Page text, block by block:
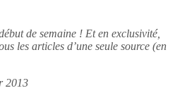
de semaine ! Et en exclusivité,
les articles d’une seule source (en
2013